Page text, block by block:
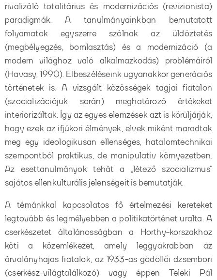
rivalizáló totalitárius és modernizációs (revizionista)
paradigmák. A tanulmányainkban bemutatott
folyamatok egyszerre szólnak az üldöztetés
(megbélyegzés, bomlasztás) és a modernizáció (a
modern világhoz való alkalmazkodás) problémáiról
(Havasy, 1990). Elbeszéléseink ugyanakkor generációs
történetek is. A vizsgált közösségek tagjai fiatalon
(szocializációjuk során) meghatározó értékeket
interiorizáltak. Így az egyes elemzések azt is körüljárják,
hogy ezek az ifjúkori élmények, elvek miként maradtak
meg egy ideologikusan ellenséges, hatalomtechnikai
szempontból praktikus, de manipulatív környezetben.
Az esettanulmányok tehát a „létező szocializmus”
sajátos ellenkulturális jelenségeit is bemutatják.
A témánkkal kapcsolatos fő értelmezési kereteket
legtovább és legmélyebben a politikatörténet uralta. A
cserkészetet általánosságban a Horthy-korszakhoz
köti a közemlékezet, amely leggyakrabban az
árvalányhajas fiatalok, az 1933-as gödöllői dzsembori
(cserkész-világtalálkozó) vagy éppen Teleki Pál